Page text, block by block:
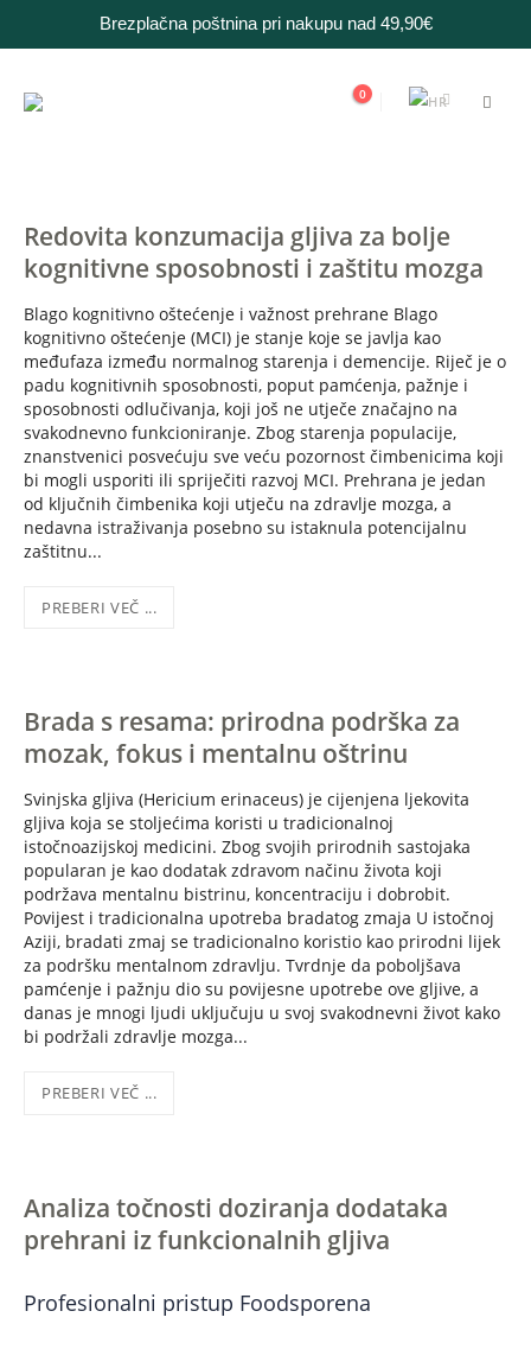
Brezplačna poštnina pri nakupu nad 49,90€
0
Redovita konzumacija gljiva za bolje
kognitivne sposobnosti i zaštitu mozga
Blago kognitivno oštećenje i važnost prehrane Blago
kognitivno oštećenje (MCI) je stanje koje se javlja kao
međufaza između normalnog starenja i demencije. Riječ je o
padu kognitivnih sposobnosti, poput pamćenja, pažnje i
sposobnosti odlučivanja, koji još ne utječe značajno na
svakodnevno funkcioniranje. Zbog starenja populacije,
znanstvenici posvećuju sve veću pozornost čimbenicima koji
bi mogli usporiti ili spriječiti razvoj MCI. Prehrana je jedan
od ključnih čimbenika koji utječu na zdravlje mozga, a
nedavna istraživanja posebno su istaknula potencijalnu
zaštitnu...
PREBERI VEČ ...
Brada s resama: prirodna podrška za
mozak, fokus i mentalnu oštrinu
Svinjska gljiva (Hericium erinaceus) je cijenjena ljekovita
gljiva koja se stoljećima koristi u tradicionalnoj
istočnoazijskoj medicini. Zbog svojih prirodnih sastojaka
popularan je kao dodatak zdravom načinu života koji
podržava mentalnu bistrinu, koncentraciju i dobrobit.
Povijest i tradicionalna upotreba bradatog zmaja U istočnoj
Aziji, bradati zmaj se tradicionalno koristio kao prirodni lijek
za podršku mentalnom zdravlju. Tvrdnje da poboljšava
pamćenje i pažnju dio su povijesne upotrebe ove gljive, a
danas je mnogi ljudi uključuju u svoj svakodnevni život kako
bi podržali zdravlje mozga...
PREBERI VEČ ...
Analiza točnosti doziranja dodataka
prehrani iz funkcionalnih gljiva
Profesionalni pristup Foodsporena